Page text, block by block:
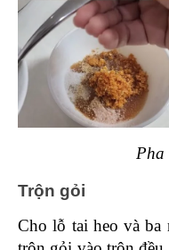
Trộn gỏi
Cho lỗ tai heo và